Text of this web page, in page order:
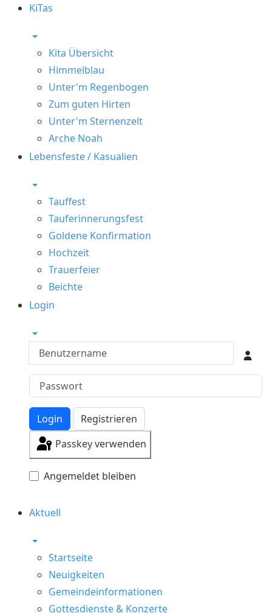
KiTas
Kita Übersicht
Himmelblau
Unter'm Regenbogen
Zum guten Hirten
Unter'm Sternenzelt
Arche Noah
Lebensfeste / Kasualien
Tauffest
Tauferinnerungsfest
Goldene Konfirmation
Hochzeit
Trauerfeier
Beichte
Login
Benutzername
Login
Registrieren
Passkey verwenden
Angemeldet bleiben
Aktuell
Startseite
Neuigkeiten
Gemeindeinformationen
Gottesdienste & Konzerte